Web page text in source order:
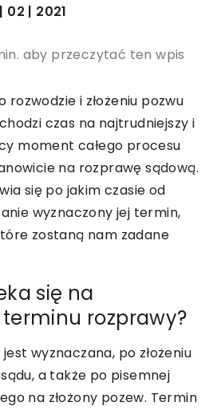
02 | 2021
aby przeczytać ten wpis
rozwodzie i złożeniu pozwu
czas na najtrudniejszy i
moment całego procesu
na rozprawę sądową.
się po jakim czasie od
wyznaczony jej termin,
zostaną nam zadane
się na
rozprawy?
wyznaczana, po złożeniu
a także po pisemnej
na złożony pozew. Termin